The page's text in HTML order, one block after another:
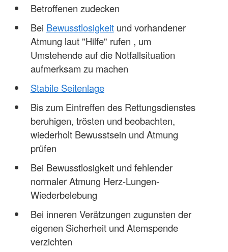
Betroffenen zudecken
Bei Bewusstlosigkeitund vorhandener
Atmung laut "Hilfe" rufen , um
Umstehende auf die Notfallsituation
aufmerksam zu machen
Stabile Seitenlage
Bis zum Eintreffen des Rettungsdienstes
beruhigen, trösten und beobachten,
wiederholt Bewusstsein und Atmung
prüfen
Bei Bewusstlosigkeit und fehlender
normaler Atmung Herz-Lungen-
Wiederbelebung
Bei inneren Verätzungen zugunsten der
eigenen Sicherheit und Atemspende
verzichten